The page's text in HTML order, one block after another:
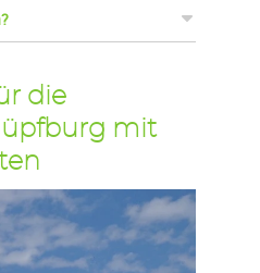
die
mit